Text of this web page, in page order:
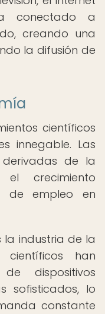
conectado a
creando una
la difusión de
científicos
innegable. Las
derivadas de la
crecimiento
de empleo en
la industria de la
científicos han
dispositivos
sofisticados, lo
constante